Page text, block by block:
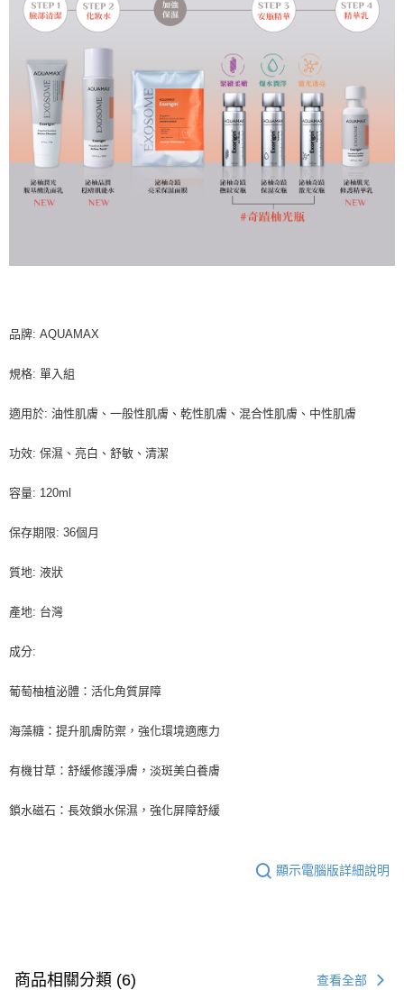
品牌: AQUAMAX
規格: 單入組
適用於: 油性肌膚、一般性肌膚、乾性肌膚、混合性肌膚、中性肌膚
功效: 保濕、亮白、舒敏、清潔
容量: 120ml
保存期限: 36個月
質地: 液狀
產地: 台灣
成分:
葡萄柚植泌體：活化角質屏障
海藻糖：提升肌膚防禦，強化環境適應力
有機甘草：舒緩修護淨膚，淡斑美白養膚
鎖水磁石：長效鎖水保濕，強化屏障舒緩
顯示電腦版詳細說明
商品相關分類 (6) 查看全部